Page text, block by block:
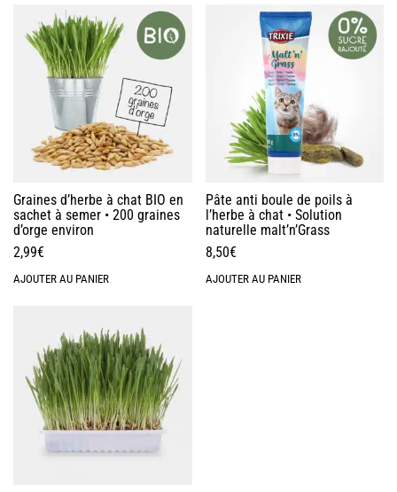
Graines d’herbe à chat BIO en
sachet à semer • 200 graines
d’orge environ
2,99€
AJOUTER AU PANIER
Pâte anti boule de poils à
l’herbe à chat • Solution
naturelle malt’n’Grass
8,50€
AJOUTER AU PANIER